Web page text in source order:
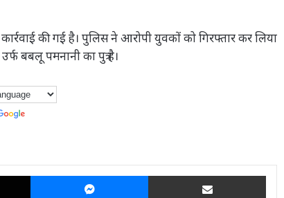
की गई है। पुलिस ने आरोपी युवकों को गिरफ्तार कर लिया
बबलू पमनानी का पुत्र है।
X Messenger Share via Email